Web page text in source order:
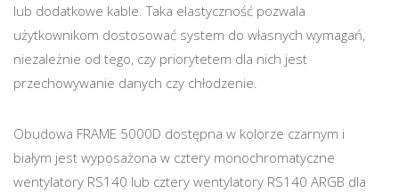
lub dodatkowe kable. Taka elastyczność pozwala
użytkownikom dostosować system do własnych wymagań,
niezależnie od tego, czy priorytetem dla nich jest
przechowywanie danych czy chłodzenie.
Obudowa FRAME 5000D dostępna w kolorze czarnym i
białym jest wyposażona w cztery monochromatyczne
wentylatory RS140 lub cztery wentylatory RS140 ARGB dla